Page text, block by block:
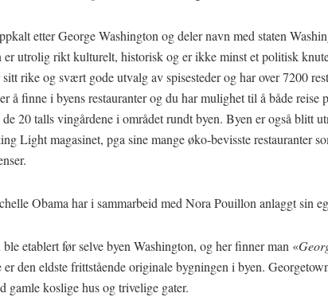
etter George Washington og deler navn med staten
er utrolig rikt kulturelt, historisk og er ikke minst et politisk
rike og svært gode utvalg av spisesteder og har over 7200
å finne i byens restauranter og du har mulighet til å både reise
20 talls vingårdene i området rundt byen. Byen er også blitt
Light magasinet, pga sine mange øko-bevisste restauranter
Obama har i sammarbeid med Nora Pouillon anlaggt sin
ble etablert før selve byen Washington, og her finner man «
den eldste frittstående originale bygningen i byen.
gamle koslige hus og trivelige gater.